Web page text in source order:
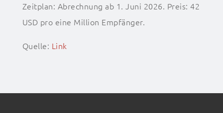
Zeitplan: Abrechnung ab 1. Juni 2026. Preis: 42
USD pro eine Million Empfänger.
Quelle: Link